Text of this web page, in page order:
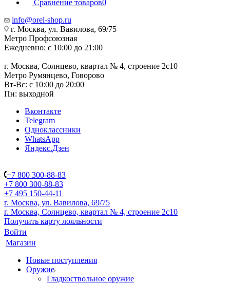
Сравнение товаров0
info@orel-shop.ru
г. Москва, ул. Вавилова, 69/75
Метро Профсоюзная
Ежедневно: с 10:00 до 21:00
г. Москва, Солнцево, квартал № 4, строение 2с10
Метро Румянцево, Говорово
Вт-Вс: с 10:00 до 20:00
Пн: выходной
Вконтакте
Telegram
Одноклассники
WhatsApp
Яндекс.Дзен
+7 800 300-88-83
+7 800 300-88-83
+7 495 150-44-11
г. Москва, ул. Вавилова, 69/75
г. Москва, Солнцево, квартал № 4, строение 2с10
Получить карту лояльности
Войти
Магазин
Новые поступления
Оружие
Гладкоствольное оружие